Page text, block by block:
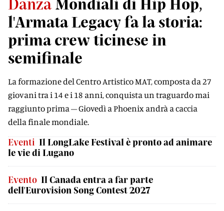
l'Armata Legacy fa la storia:
prima crew ticinese in
semifinale
La formazione del Centro Artistico MAT, composta da 27
giovani tra i 14 e i 18 anni, conquista un traguardo mai
raggiunto prima – Giovedì a Phoenix andrà a caccia
della finale mondiale.
Eventi Il LongLake Festival è pronto ad animare
le vie di Lugano
Evento Il Canada entra a far parte
dell'Eurovision Song Contest 2027